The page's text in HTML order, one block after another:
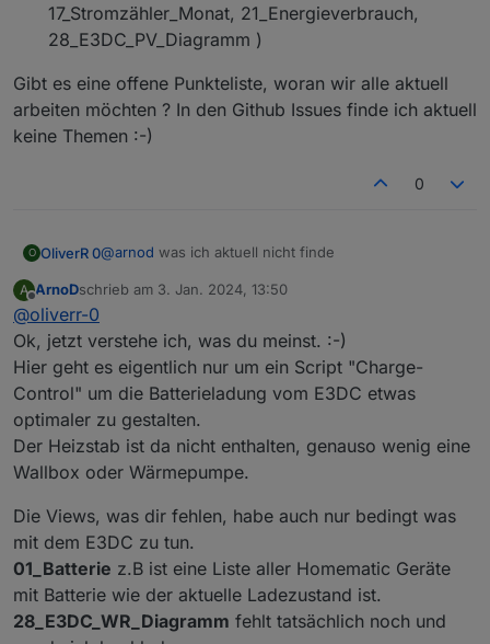
17_Stromzähler_Monat, 21_Energieverbrauch,
28_E3DC_PV_Diagramm )
Gibt es eine offene Punkteliste, woran wir alle aktuell
arbeiten möchten ? In den Github Issues finde ich aktuell
keine Themen :-)
0
O OliverR 0@arnod was ich aktuell nicht finde
das Heizstab Script
01_Batterie, 28_E3DC_WR_Diagramm,
17_Stromzähler_Tag, 17_Stromzähler_Monat,
21_Energieverbrauch, 28_E3DC_PV_Diagramm )
arbeiten möchten ? In den Github Issues finde ich
aktuell keine Themen :-)
A
Offline
ArnoDschrieb am 3. Jan. 2024, 13:50
zuletzt editiert von
@oliverr-0
Ok, jetzt verstehe ich, was du meinst. :-)
Hier geht es eigentlich nur um ein Script "Charge-
Control" um die Batterieladung vom E3DC etwas
optimaler zu gestalten.
Der Heizstab ist da nicht enthalten, genauso wenig eine
Wallbox oder Wärmepumpe.
Die Views, was dir fehlen, habe auch nur bedingt was
mit dem E3DC zu tun.
01_Batterie z.B ist eine Liste aller Homematic Geräte
mit Batterie wie der aktuelle Ladezustand ist.
28_E3DC_WR_Diagramm fehlt tatsächlich noch und